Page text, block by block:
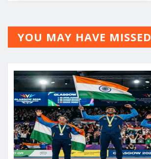
YOU MAY HAVE MISSED